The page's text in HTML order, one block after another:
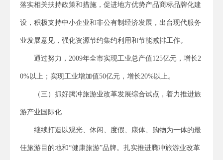
落实相关扶持政策和措施，促进地方优势产品商标品牌化建
设，积极支持中小企业和非公有制经济发展，出台现代服务
业发展意见，强化资源节约集约利用和节能减排工作。
通过努力，2009年全市实现工业总产值125亿元，增长2
0%以上；实现工业增加值50亿元，增长20%以上。
（三）抓好腾冲旅游业改革发展综合试点，着力推进旅
游产业国际化
继续打造以观光、休闲、度假、康体、购物为一体的最
佳旅游目的地和“健康旅游”品牌。扎实推进腾冲旅游业改革